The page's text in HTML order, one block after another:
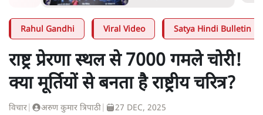
Rahul Gandhi Viral Video Satya Hindi Bulletin
राष्ट्र प्रेरणा स्थल से 7000 गमले चोरी!
क्या मूर्तियों से बनता है राष्ट्रीय चरित्र?
विचार अरुण कुमार त्रिपाठी 27 DEC, 2025